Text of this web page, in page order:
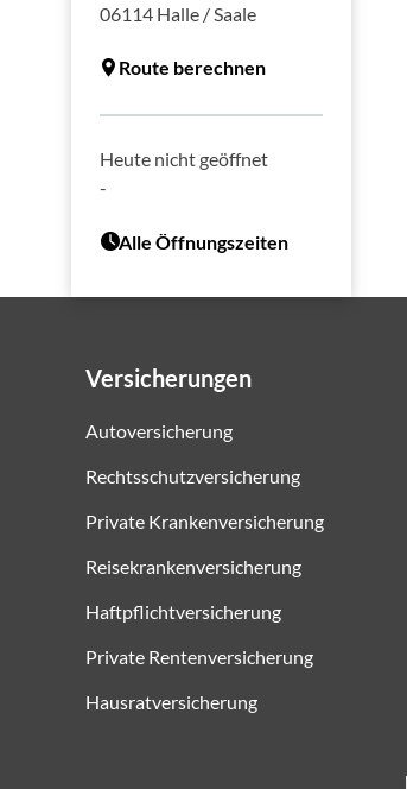
06114 Halle / Saale
Route berechnen
Heute nicht geöffnet
-
Alle Öffnungszeiten
Versicherungen
Autoversicherung
Rechtsschutzversicherung
Private Krankenversicherung
Reisekrankenversicherung
Haftpflichtversicherung
Private Rentenversicherung
Hausratversicherung